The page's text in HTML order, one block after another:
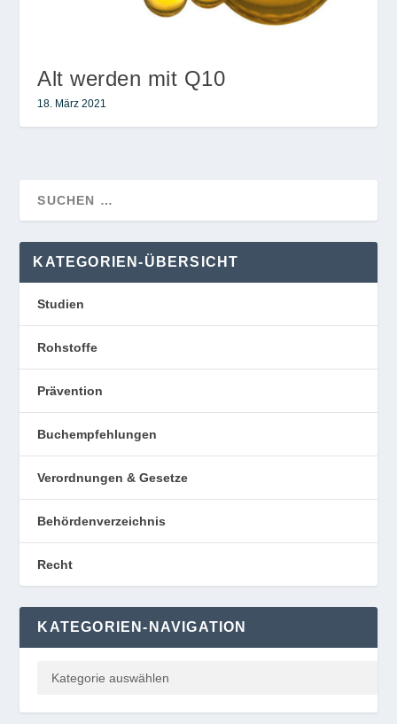
Alt werden mit Q10
18. März 2021
KATEGORIEN-ÜBERSICHT
Studien
Rohstoffe
Prävention
Buchempfehlungen
Verordnungen & Gesetze
Behördenverzeichnis
Recht
KATEGORIEN-NAVIGATION